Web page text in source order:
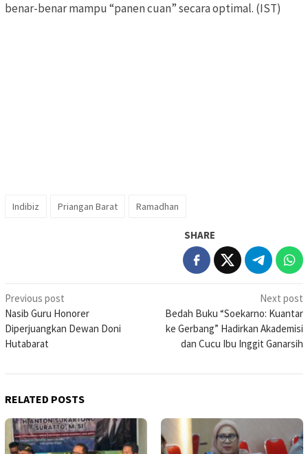
benar-benar mampu “panen cuan” secara optimal. (IST)
Indibiz Priangan Barat Ramadhan
SHARE
Post
navigation
Previous post
Nasib Guru Honorer
Diperjuangkan Dewan Doni
Hutabarat
Next post
Bedah Buku “Soekarno: Kuantar
ke Gerbang” Hadirkan Akademisi
dan Cucu Ibu Inggit Ganarsih
RELATED POSTS